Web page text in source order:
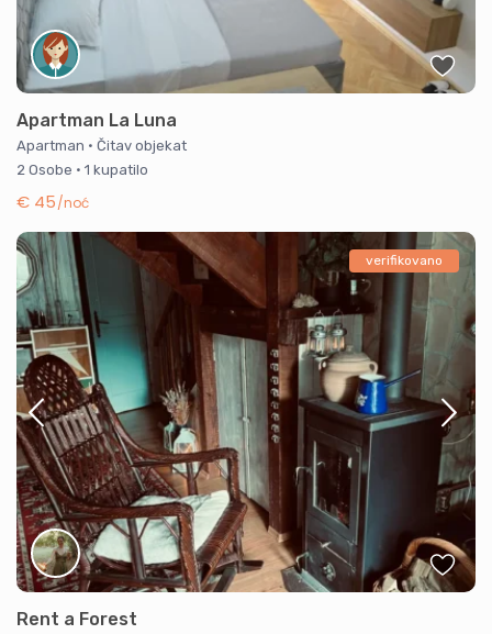
Apartman La Luna
Apartman · Čitav objekat
2 Osobe · 1 kupatilo
€ 45/noć
verifikovano
Rent a Forest